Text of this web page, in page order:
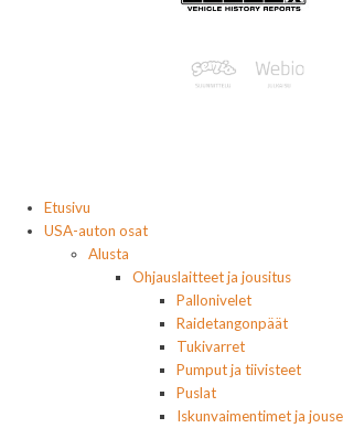
Etusivu
USA-auton osat
Alusta
Ohjauslaitteet ja jousitus
Pallonivelet
Raidetangonpäät
Tukivarret
Pumput ja tiivisteet
Puslat
Iskunvaimentimet ja